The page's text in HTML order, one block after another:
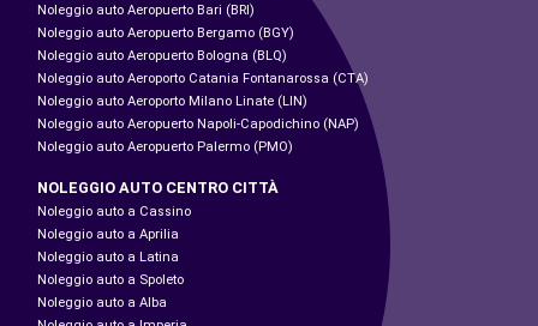
Noleggio auto Aeropuerto Bari (BRI)
Noleggio auto Aeropuerto Bergamo (BGY)
Noleggio auto Aeropuerto Bologna (BLQ)
Noleggio auto Aeroporto Catania Fontanarossa (CTA)
Noleggio auto Aeroporto Milano Linate (LIN)
Noleggio auto Aeropuerto Napoli-Capodichino (NAP)
Noleggio auto Aeropuerto Palermo (PMO)
NOLEGGIO AUTO CENTRO CITTÀ
Noleggio auto a Cassino
Noleggio auto a Aprilia
Noleggio auto a Latina
Noleggio auto a Spoleto
Noleggio auto a Alba